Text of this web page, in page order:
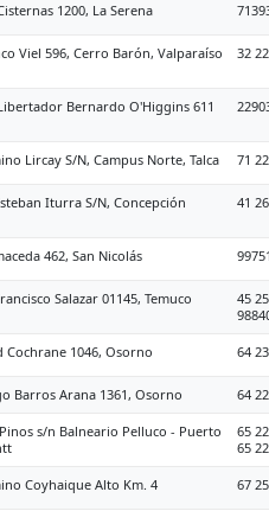
1200, La Serena
Viel 596, Cerro Barón, Valparaíso 32
Bernardo O'Higgins 611
Lircay S/N, Campus Norte, Talca 71
Iturra S/N, Concepción 41
462, San Nicolás
Salazar 01145, Temuco
45
Cochrane 1046, Osorno 64
Barros Arana 1361, Osorno 64
s/n Balneario Pelluco - Puerto
65
65
Coyhaique Alto Km. 4 67